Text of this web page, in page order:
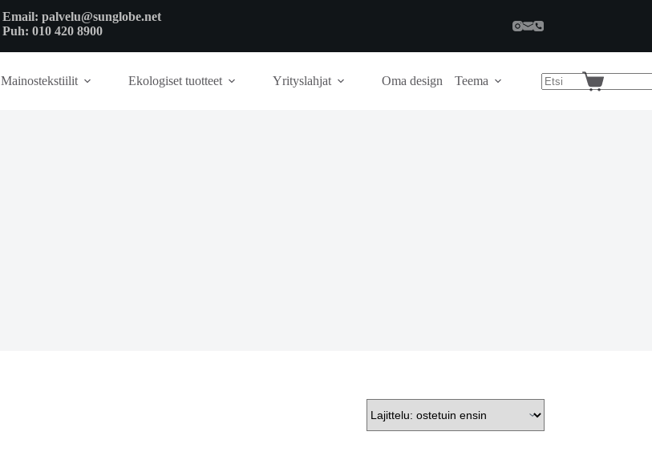
Email: palvelu@sunglobe.net
Puh: 010 420 8900
Mainostekstiilit Ekologiset tuotteet Yrityslahjat Oma design Teema
Shopping